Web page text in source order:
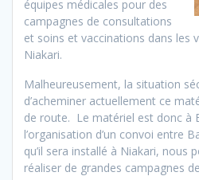
équipes médicales pour des
campagnes de consultations
et soins et vaccinations dans les
Niakari.
Malheureusement, la situation
d’acheminer actuellement ce
de route. Le matériel est donc à
l’organisation d’un convoi entre
qu’il sera installé à Niakari, nous
réaliser de grandes campagnes